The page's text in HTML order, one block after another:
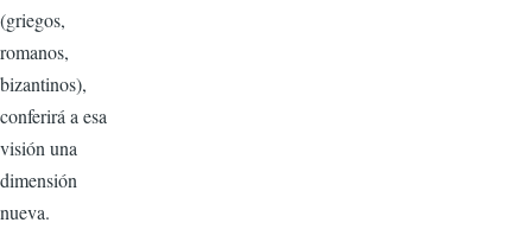
(griegos,
romanos,
bizantinos),
conferirá a esa
visión una
dimensión
nueva.